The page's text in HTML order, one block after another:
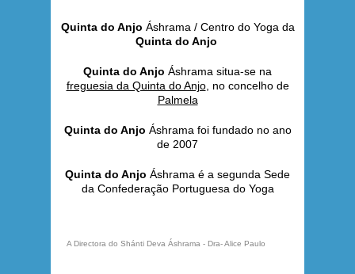
Quinta do Anjo Áshrama / Centro do Yoga da
Quinta do Anjo
Quinta do Anjo Áshrama situa-se na
freguesia da Quinta do Anjo, no concelho de
Palmela
Quinta do Anjo Áshrama foi fundado no ano
de 2007
Quinta do Anjo Áshrama é a segunda Sede
da Confederação Portuguesa do Yoga
A Directora do Shánti Deva Áshrama - Dra- Alice Paulo